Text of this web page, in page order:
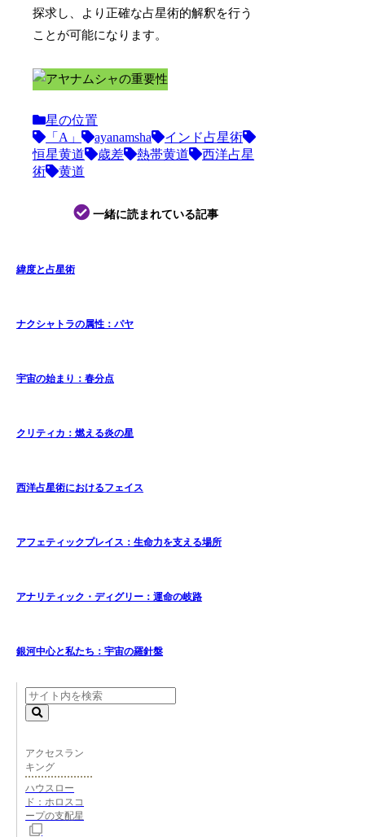
探求し、より正確な占星術的解釈を行う
ことが可能になります。
星の位置
「A」
ayanamsha
インド占星術
恒星黄道
歳差 熱帯黄道
西洋占星
術
黄道
一緒に読まれている記事
緯度と占星術
ナクシャトラの属性：パヤ
宇宙の始まり：春分点
クリティカ：燃える炎の星
西洋占星術におけるフェイス
アフェティックプレイス：生命力を支える場所
アナリティック・ディグリー：運命の岐路
銀河中心と私たち：宇宙の羅針盤
アクセスラン
キング
ハウスロー
ド：ホロスコ
ープの支配星